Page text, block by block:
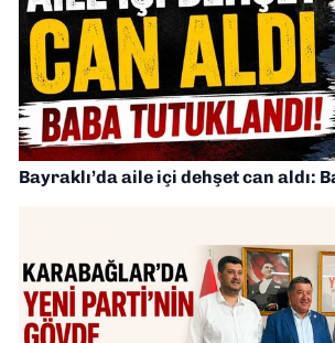
Bayraklı’da aile içi dehşet can aldı: